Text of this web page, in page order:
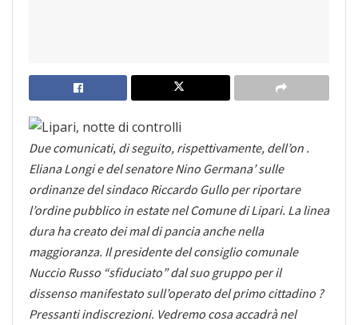
Due comunicati, di seguito, rispettivamente, dell’on .
Eliana Longi e del senatore Nino Germana’ sulle
ordinanze del sindaco Riccardo Gullo per riportare
l’ordine pubblico in estate nel Comune di Lipari. La linea
dura ha creato dei mal di pancia anche nella
maggioranza. Il presidente del consiglio comunale
Nuccio Russo “sfiduciato” dal suo gruppo per il
dissenso manifestato sull’operato del primo cittadino ?
Pressanti indiscrezioni. Vedremo cosa accadrà nel